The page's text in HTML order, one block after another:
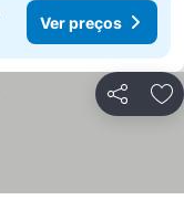
Ver preços
Partilhar